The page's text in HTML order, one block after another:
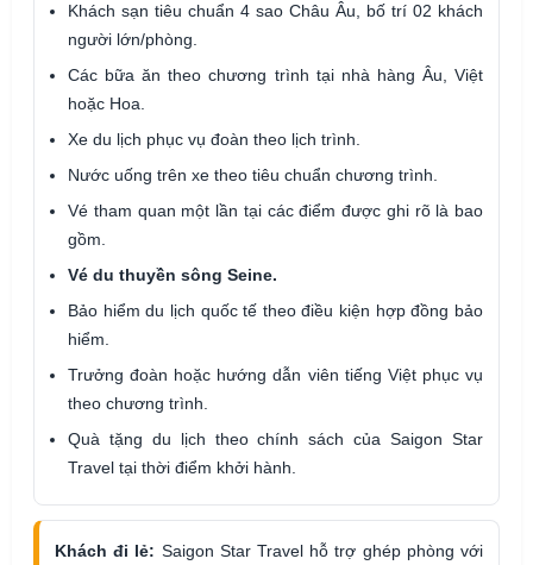
Khách sạn tiêu chuẩn 4 sao Châu Âu, bố trí 02 khách
người lớn/phòng.
Các bữa ăn theo chương trình tại nhà hàng Âu, Việt
hoặc Hoa.
Xe du lịch phục vụ đoàn theo lịch trình.
Nước uống trên xe theo tiêu chuẩn chương trình.
Vé tham quan một lần tại các điểm được ghi rõ là bao
gồm.
Vé du thuyền sông Seine.
Bảo hiểm du lịch quốc tế theo điều kiện hợp đồng bảo
hiểm.
Trưởng đoàn hoặc hướng dẫn viên tiếng Việt phục vụ
theo chương trình.
Quà tặng du lịch theo chính sách của Saigon Star
Travel tại thời điểm khởi hành.
Khách đi lẻ: Saigon Star Travel hỗ trợ ghép phòng với